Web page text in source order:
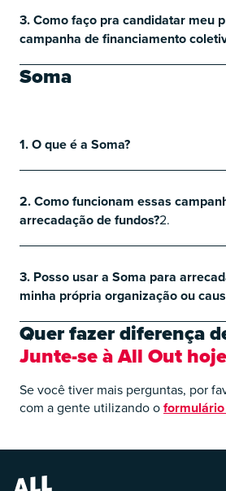
3. Como faço pra candidatar meu
campanha de financiamento
Soma
1. O que é a Soma?
2. Como funcionam essas
arrecadação de fundos?2.
3. Posso usar a Soma para
minha própria organização ou
Quer fazer diferença
Junte-se à All Out
Se você tiver mais perguntas, por
com a gente utilizando o